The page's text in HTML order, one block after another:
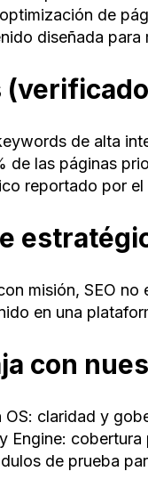
de
diseñada
de alta
de las páginas
reportado por
misión, SEO
en una
con
OS: claridad y
Engine:
de prueba